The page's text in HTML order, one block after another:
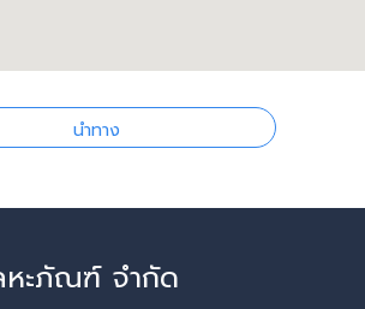
นำทาง
หะภัณฑ์ จำกัด